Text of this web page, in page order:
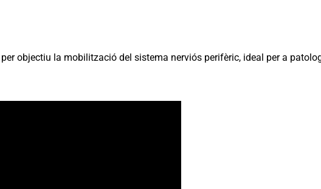
objectiu la mobilització del sistema nerviós perifèric, ideal per a